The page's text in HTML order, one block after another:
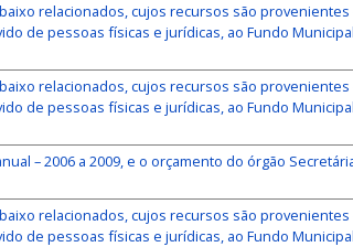
relacionados, cujos recursos são
de pessoas físicas e jurídicas, ao Fundo
relacionados, cujos recursos são
de pessoas físicas e jurídicas, ao Fundo
– 2006 a 2009, e o orçamento do órgão
relacionados, cujos recursos são
de pessoas físicas e jurídicas, ao Fundo